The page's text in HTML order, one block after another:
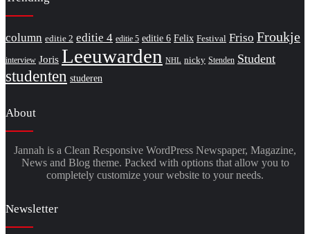
column editie 2 editie 4 editie 5 editie 6 Felix Festival Friso Froukje
interview Joris Leeuwarden NHL nicky Stenden Student
studenten studeren
About
Jannah is a Clean Responsive WordPress Newspaper, Magazine,
News and Blog theme. Packed with options that allow you to
completely customize your website to your needs.
Newsletter